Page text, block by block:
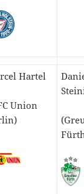
Hartel
Union